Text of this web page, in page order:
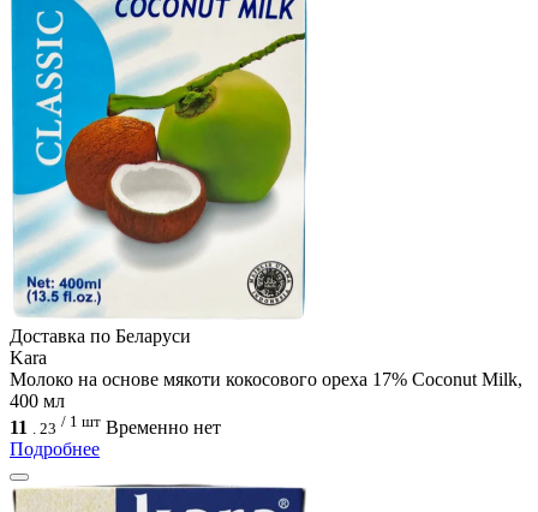
Доcтавка по Беларуси
Kara
Молоко на основе мякоти кокосового ореха 17% Coconut Milk,
400 мл
11 . 23 / 1 шт Временно нет
Подробнее